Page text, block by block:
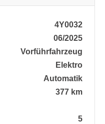
4Y0032
06/2025
Vorführfahrzeug
Elektro
Automatik
377 km
5